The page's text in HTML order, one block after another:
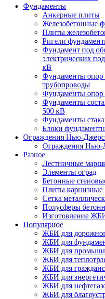
Фундаменты
Анкерные плиты
Железобетонные
Плиты
Ригели
Фундамент под
электрических
кВ
Фундаменты опор
трубопроводы
Фундаменты
Фундаменты
500 кВ
Фундаменты
Блоки
Ограждения Нью-
Ограждения Нью-
Разное
Лестничные
Элементы оград
Бетонные
Плиты карнизные
Сетка
Полусферы
Изготовление
Популярное
ЖБИ для
ЖБИ для
ЖБИ для
ЖБИ для
ЖБИ для
ЖБИ для
ЖБИ для
ЖБИ для